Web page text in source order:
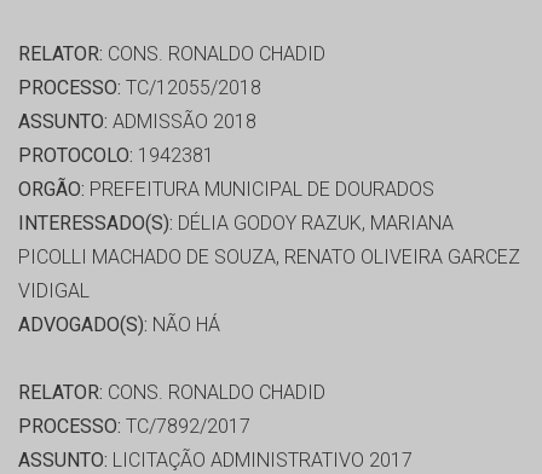
RELATOR: CONS. RONALDO CHADID
PROCESSO: TC/12055/2018
ASSUNTO: ADMISSÃO 2018
PROTOCOLO: 1942381
ORGÃO: PREFEITURA MUNICIPAL DE DOURADOS
INTERESSADO(S): DÉLIA GODOY RAZUK, MARIANA
PICOLLI MACHADO DE SOUZA, RENATO OLIVEIRA GARCEZ
VIDIGAL
ADVOGADO(S): NÃO HÁ
RELATOR: CONS. RONALDO CHADID
PROCESSO: TC/7892/2017
ASSUNTO: LICITAÇÃO ADMINISTRATIVO 2017